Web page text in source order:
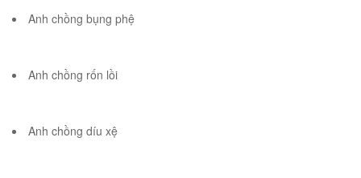
Anh chồng bụng phệ
Anh chồng rốn lồi
Anh chồng díu xệ